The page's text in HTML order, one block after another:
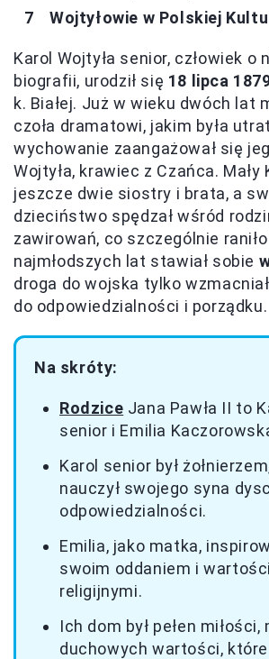
Wojtyłowie w Polskiej
Karol Wojtyła senior, człowiek o
biografii, urodził się 18 lipca
k. Białej. Już w wieku dwóch lat
czoła dramatowi, jakim była
wychowanie zaangażował się
Wojtyła, krawiec z Czańca. Mały
jeszcze dwie siostry i brata, a
dzieciństwo spędzał wśród
zawirowań, co szczególnie
najmłodszych lat stawiał sobie
droga do wojska tylko
do odpowiedzialności i porządku.
Na skróty:
Rodzice Jana Pawła II to
senior i Emilia
Karol senior był
nauczył swojego syna
odpowiedzialności.
Emilia, jako matka,
swoim oddaniem i
religijnymi.
Ich dom był pełen
duchowych wartości, które